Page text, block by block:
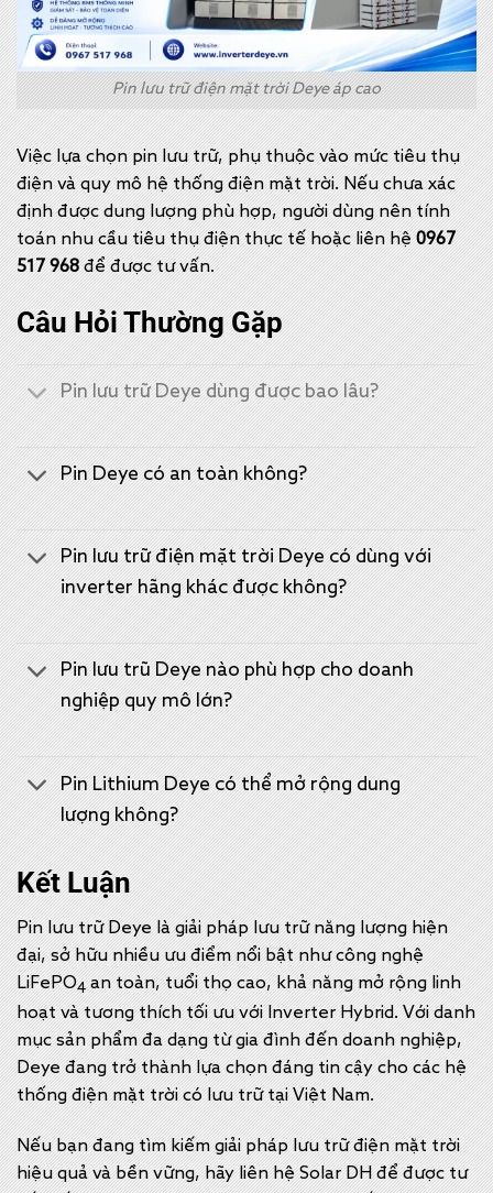
Pin lưu trữ điện mặt trời Deye áp cao
Việc lựa chọn pin lưu trữ, phụ thuộc vào mức tiêu thụ
điện và quy mô hệ thống điện mặt trời. Nếu chưa xác
định được dung lượng phù hợp, người dùng nên tính
toán nhu cầu tiêu thụ điện thực tế hoặc liên hệ0967
517 968để được tư vấn.
Câu Hỏi Thường Gặp
Pin lưu trữ Deye dùng được bao lâu?
Pin Deye có an toàn không?
Pin lưu trữ điện mặt trời Deye có dùng với
inverter hãng khác được không?
Pin lưu trũ Deye nào phù hợp cho doanh
nghiệp quy mô lớn?
Pin Lithium Deye có thể mở rộng dung
lượng không?
Kết Luận
Pin lưu trữ Deye là giải pháp lưu trữ năng lượng hiện
đại, sở hữu nhiều ưu điểm nổi bật như công nghệ
LiFePO4an toàn, tuổi thọ cao, khả năng mở rộng linh
hoạt và tương thích tối ưu với Inverter Hybrid. Với danh
mục sản phẩm đa dạng từ gia đình đến doanh nghiệp,
Deye đang trở thành lựa chọn đáng tin cậy cho các hệ
thống điện mặt trời có lưu trữ tại Việt Nam.
Nếu bạn đang tìm kiếm giải pháp lưu trữ điện mặt trời
hiệu quả và bền vững, hãy liên hệ Solar DH để được tư